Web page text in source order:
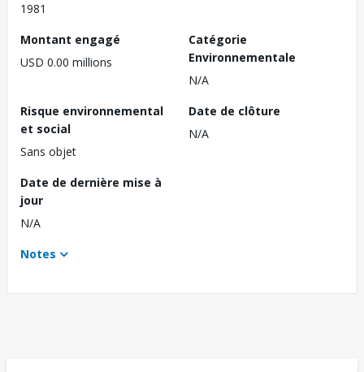
1981
Montant engagé
USD 0.00 millions
Catégorie
Environnementale
N/A
Risque environnemental
et social
Sans objet
Date de clôture
N/A
Date de dernière mise à
jour
N/A
Notes